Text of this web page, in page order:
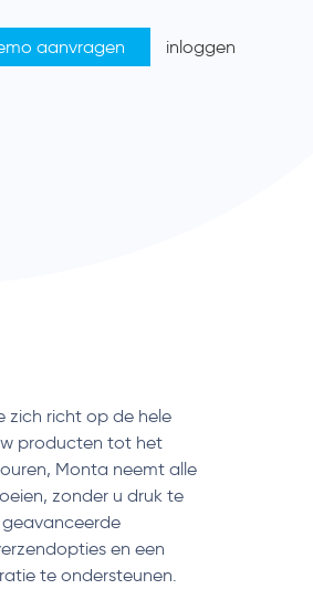
aanvragen inloggen
zich richt op de hele
producten tot het
Monta neemt alle
zonder u druk te
en een
te ondersteunen.